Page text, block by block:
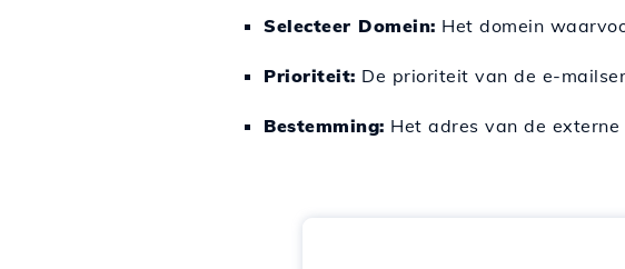
Selecteer Domein: Het domein
Prioriteit: De prioriteit van de e-
Bestemming: Het adres van de externe